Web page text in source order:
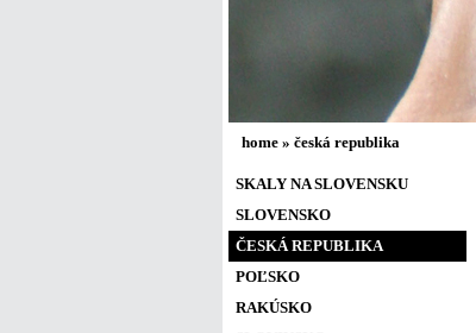
home » česká republika
SKALY NA SLOVENSKU
SLOVENSKO
ČESKÁ REPUBLIKA
POĽSKO
RAKÚSKO